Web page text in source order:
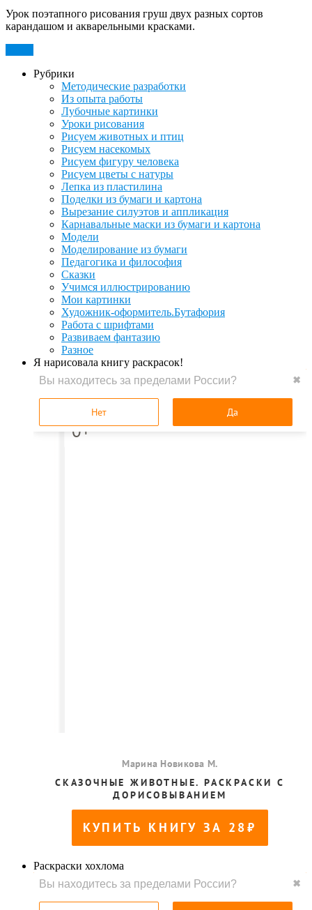
Урок поэтапного рисования груш двух разных сортов
карандашом и акварельными красками.
Рубрики
Методические разработки
Из опыта работы
Лубочные картинки
Уроки рисования
Рисуем животных и птиц
Рисуем насекомых
Рисуем фигуру человека
Рисуем цветы с натуры
Лепка из пластилина
Поделки из бумаги и картона
Вырезание силуэтов и аппликация
Карнавальные маски из бумаги и картона
Модели
Моделирование из бумаги
Педагогика и философия
Сказки
Учимся иллюстрированию
Мои картинки
Художник-оформитель.Бутафория
Работа с шрифтами
Развиваем фантазию
Разное
Я нарисовала книгу раскрасок!
Раскраски хохлома